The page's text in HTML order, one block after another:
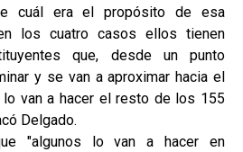
cuál era el propósito de esa
los cuatro casos ellos tienen
que, desde un punto
y se van a aproximar hacia el
van a hacer el resto de los 155
Delgado.
"algunos lo van a hacer en